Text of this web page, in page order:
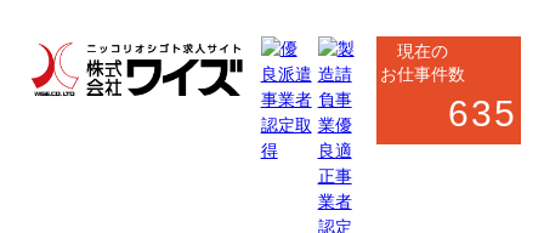
現在の
お仕事件数
635